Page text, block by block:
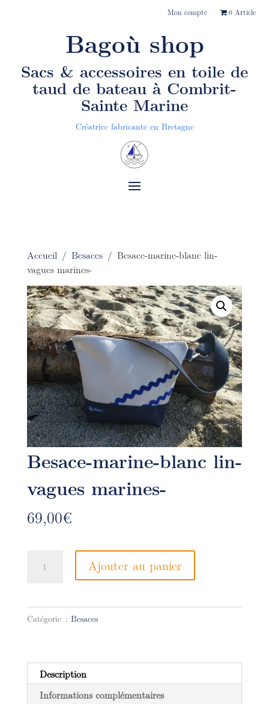
Mon compte 0 Article
Bagoù shop
Sacs & accessoires en toile de
taud de bateau à Combrit-
Sainte Marine
Créatrice fabricante en Bretagne
Accueil / Besaces/ Besace-marine-blanc lin-
vagues marines-
Besace-marine-blanc lin-
vagues marines-
69,00€
blanc
Ajouter au panier
Catégorie : Besaces
Description
Informations complémentaires